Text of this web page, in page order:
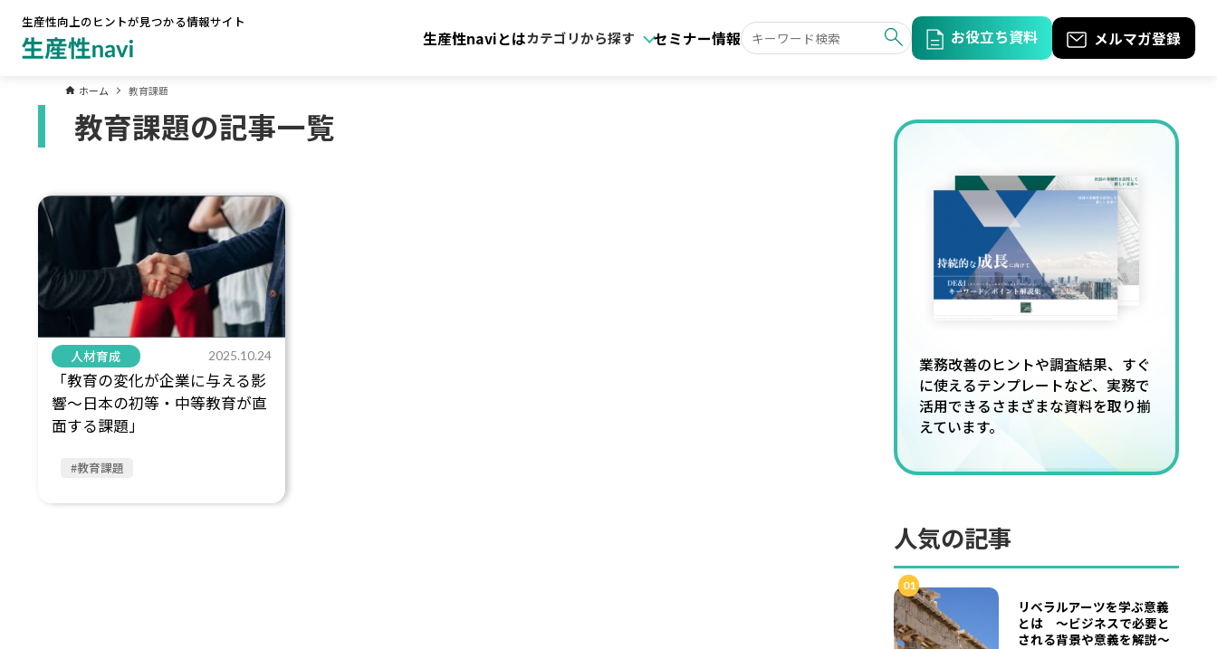
生産性向上のヒントが見つかる情報サイト
生産性naviとはカテゴリから探す セミナー情報 お役立ち資料 メルマガ登録
ホーム 教育課題
教育課題の記事一覧
人材育成 2025.10.24
「教育の変化が企業に与える影
響～日本の初等・中等教育が直
面する課題」
#教育課題
業務改善のヒントや調査結果、すぐ
に使えるテンプレートなど、実務で
活用できるさまざまな資料を取り揃
えています。
人気の記事
01
リベラルアーツを学ぶ意義
とは ～ビジネスで必要と
される背景や意義を解説～